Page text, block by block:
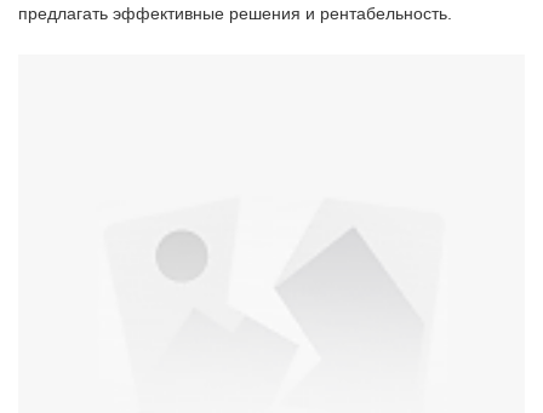
предлагать эффективные решения и рентабельность.